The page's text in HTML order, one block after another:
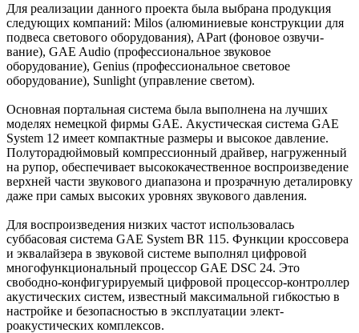
Для реализации данного про­екта была выбрана продукция
следующих компаний: Milos (алюминиевые конструкции для
подвеса светового оборудо­вания), APart (фоновое озвучи­
вание), GAE Audio (профессиональ­ное звуковое
оборудование), Genius (профессиональное све­товое
оборудование), Sunlight (управление светом).
Основная портальная систе­ма была выполнена на лучших
моделях немецкой фирмы GAE. Акустическая система GAE
System 12 имеет компактные размеры и высокое давление.
Полуторадюймовый компрес­сионный драйвер, нагружен­ный
на рупор, обеспечивает высококачественное воспроиз­ведение
верхней части звуко­вого диапазона и прозрачную деталировку
даже при самых высоких уровнях звукового давления.
Для воспроизведе­ния низких частот использова­лась
суббасовая система GAE System BR 115. Функции кроссовера
и эквалайзера в звуковой системе выполнял цифровой
многофункциональ­ный процессор GAE DSC 24. Это
свободно-конфигурируе­мый цифровой процессор-кон­троллер
акустических систем, известный максимальной гиб­костью в
настройке и безопасностью в эксплуатации элект­
роакустических комплексов.